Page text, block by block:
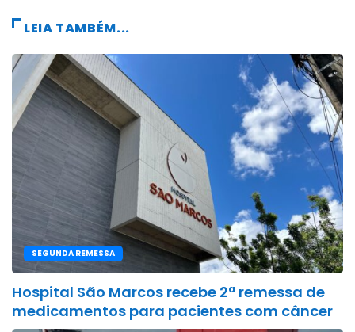
LEIA TAMBÉM...
SEGUNDA REMESSA
Hospital São Marcos recebe 2ª remessa de
medicamentos para pacientes com câncer